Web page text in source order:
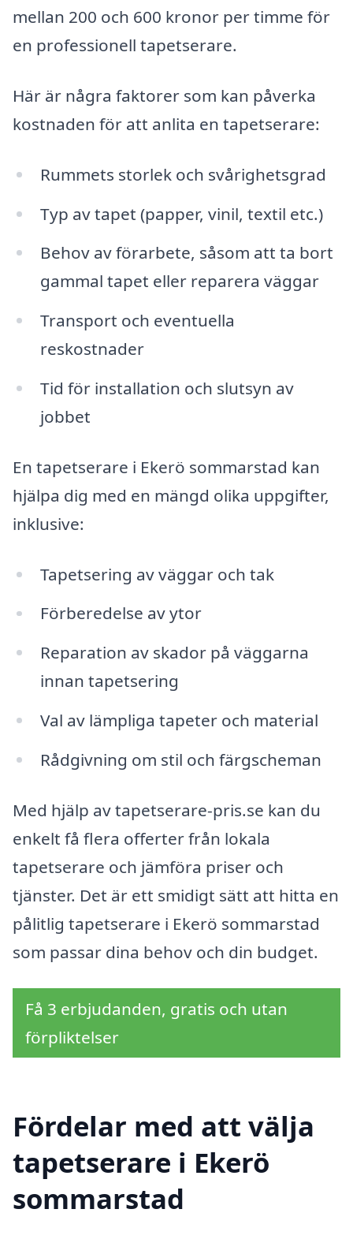
mellan 200 och 600 kronor per timme för
en professionell tapetserare.
Här är några faktorer som kan påverka
kostnaden för att anlita en tapetserare:
Rummets storlek och svårighetsgrad
Typ av tapet (papper, vinil, textil etc.)
Behov av förarbete, såsom att ta bort
gammal tapet eller reparera väggar
Transport och eventuella
reskostnader
Tid för installation och slutsyn av
jobbet
En tapetserare i Ekerö sommarstad kan
hjälpa dig med en mängd olika uppgifter,
inklusive:
Tapetsering av väggar och tak
Förberedelse av ytor
Reparation av skador på väggarna
innan tapetsering
Val av lämpliga tapeter och material
Rådgivning om stil och färgscheman
Med hjälp av tapetserare-pris.se kan du
enkelt få flera offerter från lokala
tapetserare och jämföra priser och
tjänster. Det är ett smidigt sätt att hitta en
pålitlig tapetserare i Ekerö sommarstad
som passar dina behov och din budget.
Få 3 erbjudanden, gratis och utan
förpliktelser
Fördelar med att välja
tapetserare i Ekerö
sommarstad